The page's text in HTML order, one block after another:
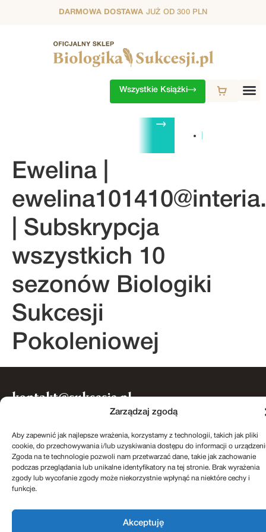
Zarządzaj zgodą
Aby zapewnić jak najlepsze wrażenia, korzystamy z technologii, takich jak pliki
cookie, do przechowywania i/lub uzyskiwania dostępu do informacji o
Zgoda na te technologie pozwoli nam przetwarzać dane, takie jak zachowanie
podczas przeglądania lub unikalne identyfikatory na tej stronie. Brak wyrażenia
zgody lub wycofanie zgody może niekorzystnie wpłynąć na niektóre cechy i
funkcje.
Akceptuję
DARMOWA DOSTAWA JUŻ OD 300 PLN
Wszystkie Książki
4. SEZON
Ewelina |
| Subskrypcja
wszystkich 10
sezonów Biologiki
Sukcesji
Pokoleniowej
kontakt@sukcesje.pl
POLITYKA PLIKÓW COOKIES (EU)
Realizacja: Kreatywnybrand.pl